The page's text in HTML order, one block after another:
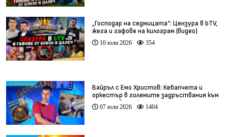
„Господар на седмицата“: Цензура в bTV,
жега и гафове на килограм (видео)
10 юли 2026 354
Вайръл с Емо Христов: Кебапчета и
оркестър в големите задръствания към
морето (видео)
07 юли 2026 1404